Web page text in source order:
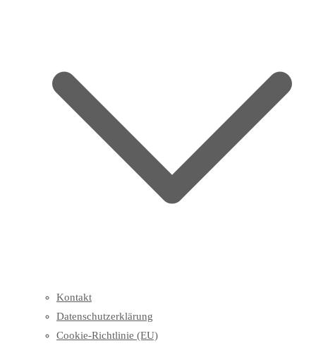
Kontakt
Datenschutzerklärung
Cookie-Richtlinie (EU)